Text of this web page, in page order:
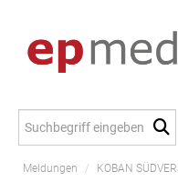
Meldungen
Meldungen / KOBAN